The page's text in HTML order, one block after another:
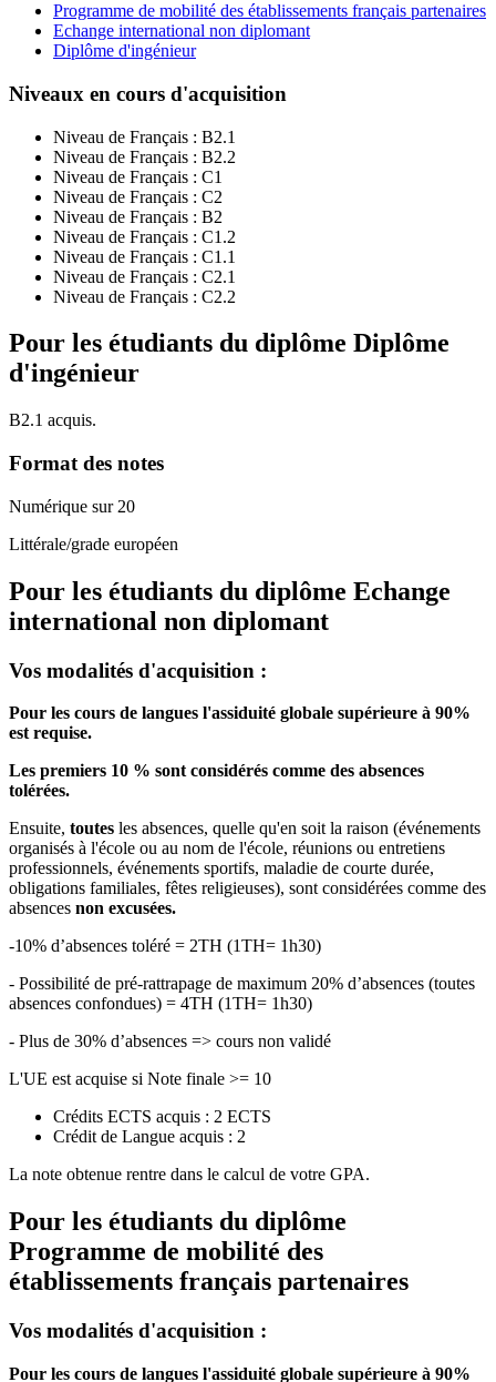
Programme de mobilité des établissements français partenaires
Echange international non diplomant
Diplôme d'ingénieur
Niveaux en cours d'acquisition
Niveau de Français : B2.1
Niveau de Français : B2.2
Niveau de Français : C1
Niveau de Français : C2
Niveau de Français : B2
Niveau de Français : C1.2
Niveau de Français : C1.1
Niveau de Français : C2.1
Niveau de Français : C2.2
Pour les étudiants du diplôme Diplôme
d'ingénieur
B2.1 acquis.
Format des notes
Numérique sur 20
Littérale/grade européen
Pour les étudiants du diplôme Echange
international non diplomant
Vos modalités d'acquisition :
Pour les cours de langues l'assiduité globale supérieure à 90%
est requise.
Les premiers 10 % sont considérés comme des absences
tolérées.
Ensuite, toutes les absences, quelle qu'en soit la raison (événements
organisés à l'école ou au nom de l'école, réunions ou entretiens
professionnels, événements sportifs, maladie de courte durée,
obligations familiales, fêtes religieuses), sont considérées comme des
absences non excusées.
-10% d’absences toléré = 2TH (1TH= 1h30)
- Possibilité de pré-rattrapage de maximum 20% d’absences (toutes
absences confondues) = 4TH (1TH= 1h30)
- Plus de 30% d’absences => cours non validé
L'UE est acquise si Note finale >= 10
Crédits ECTS acquis : 2 ECTS
Crédit de Langue acquis : 2
La note obtenue rentre dans le calcul de votre GPA.
Pour les étudiants du diplôme
Programme de mobilité des
établissements français partenaires
Vos modalités d'acquisition :
Pour les cours de langues l'assiduité globale supérieure à 90%